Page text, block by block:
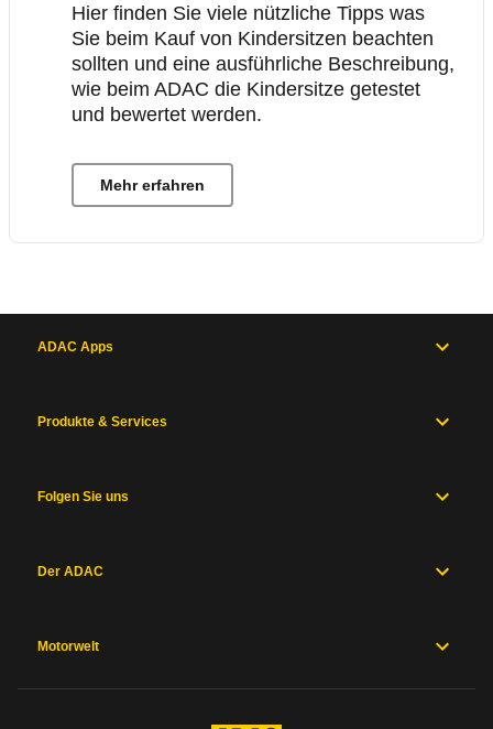
Hier finden Sie viele nützliche Tipps was
Sie beim Kauf von Kindersitzen beachten
sollten und eine ausführliche Beschreibung,
wie beim ADAC die Kindersitze getestet
und bewertet werden.
Mehr erfahren
ADAC Apps
Produkte & Services
Folgen Sie uns
Der ADAC
Motorwelt